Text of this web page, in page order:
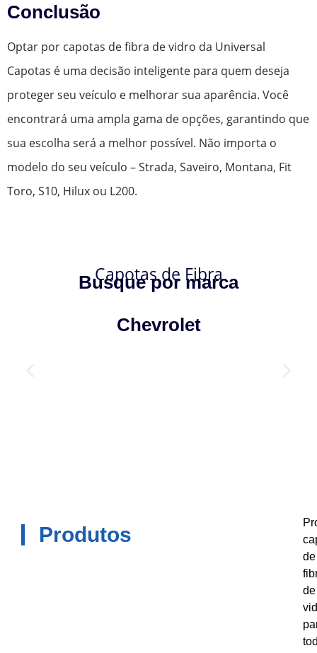
Conclusão
Optar por capotas de fibra de vidro da Universal
Capotas é uma decisão inteligente para quem deseja
proteger seu veículo e melhorar sua aparência. Você
encontrará uma ampla gama de opções, garantindo que
sua escolha será a melhor possível. Não importa o
modelo do seu veículo – Strada, Saveiro, Montana, Fit
Toro, S10, Hilux ou L200.
Capotas de Fibra
Busque por marca
Chevrolet
Produtos
de
de